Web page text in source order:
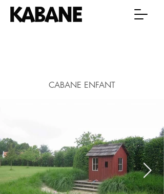
CABANE ENFANT